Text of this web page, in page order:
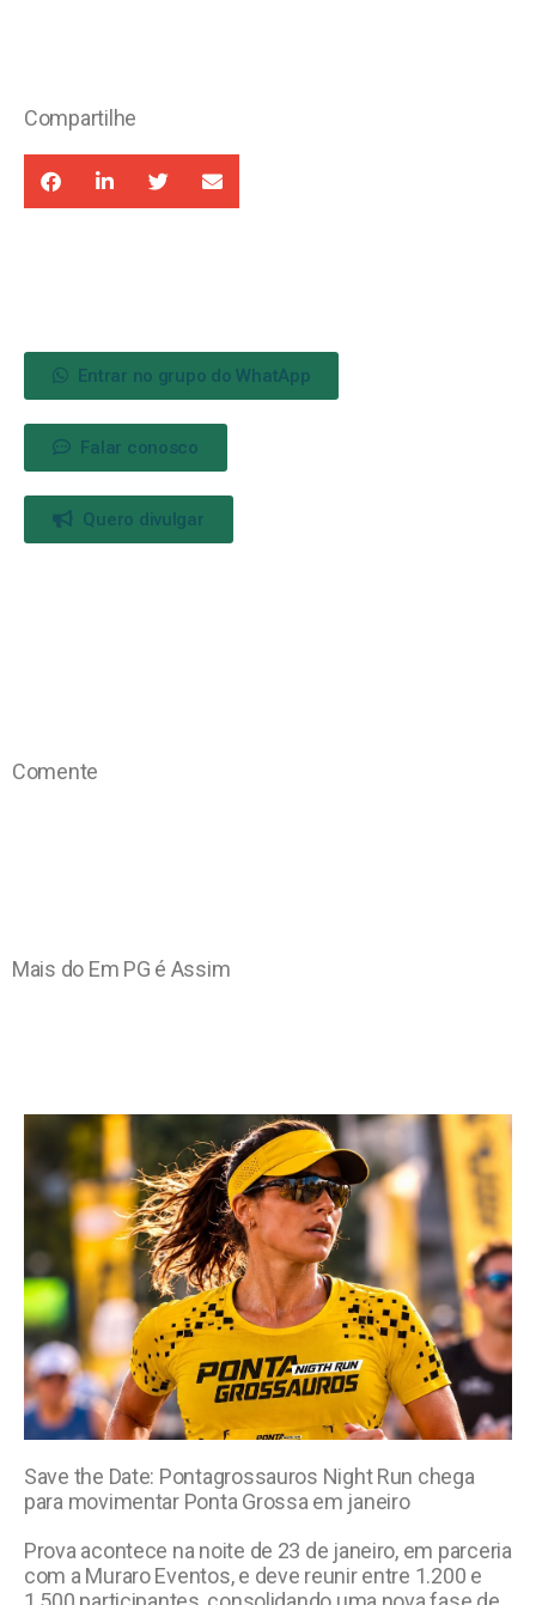
Compartilhe
Entrar no grupo do WhatApp
Falar conosco
Quero divulgar
Comente
Mais do Em PG é Assim
Save the Date: Pontagrossauros Night Run chega
para movimentar Ponta Grossa em janeiro
Prova acontece na noite de 23 de janeiro, em parceria
com a Muraro Eventos, e deve reunir entre 1.200 e